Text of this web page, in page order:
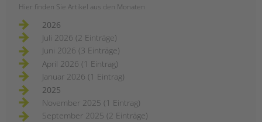
Hier finden Sie Artikel aus den Monaten
2026
Juli 2026 (2 Einträge)
Juni 2026 (3 Einträge)
April 2026 (1 Eintrag)
Januar 2026 (1 Eintrag)
2025
November 2025 (1 Eintrag)
September 2025 (2 Einträge)